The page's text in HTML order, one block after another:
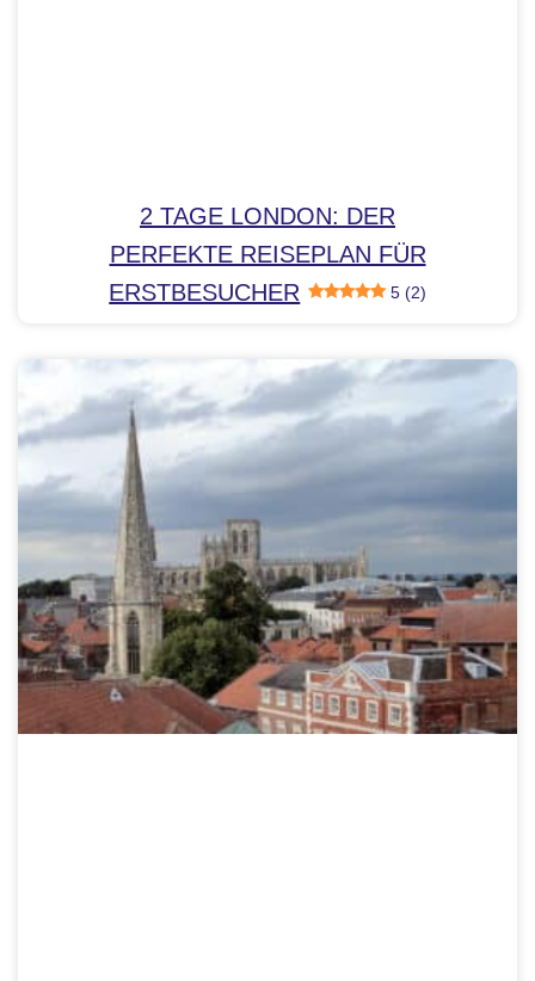
2 TAGE LONDON: DER
PERFEKTE REISEPLAN FÜR
ERSTBESUCHER
5 (2)